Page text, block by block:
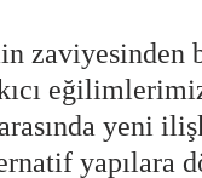
zaviyesinden
yeni
yapılara